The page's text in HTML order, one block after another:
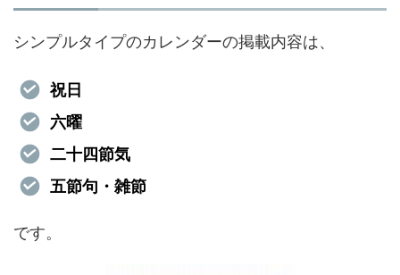
シンプルタイプのカレンダーの掲載内容は、
祝日
六曜
二十四節気
五節句・雑節
です。